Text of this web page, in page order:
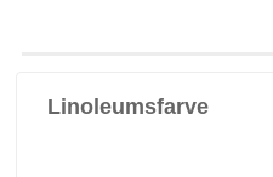
Linoleumsfarve